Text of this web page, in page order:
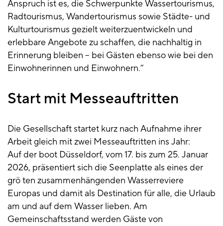
Anspruch ist es, die Schwerpunkte Wassertourismus,
Radtourismus, Wandertourismus sowie Städte- und
Kulturtourismus gezielt weiterzuentwickeln und
erlebbare Angebote zu schaffen, die nachhaltig in
Erinnerung bleiben – bei Gästen ebenso wie bei den
Einwohnerinnen und Einwohnern.“
Start mit Messeauftritten
Die Gesellschaft startet kurz nach Aufnahme ihrer
Arbeit gleich mit zwei Messeauftritten ins Jahr:
Auf der boot Düsseldorf, vom 17. bis zum 25. Januar
2026, präsentiert sich die Seenplatte als eines der
grö ten zusammenhängenden Wasserreviere
Europas und damit als Destination für alle, die Urlaub
am und auf dem Wasser lieben. Am
Gemeinschaftsstand werden Gäste von